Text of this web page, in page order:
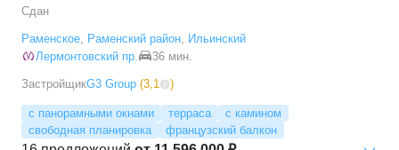
Сдан
Раменское, Раменский район, Ильинский
Лермонтовский пр.
36 мин.
ЗастройщикG3 Group (3,1 )
с панорамными окнами терраса
с камином
свободная планировка
французский балкон